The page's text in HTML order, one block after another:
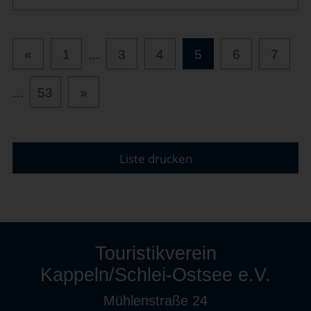
« 1 ... 3 4 5 6 7
... 53 »
Liste drucken
Touristikverein
Kappeln/Schlei-Ostsee e.V.
Mühlenstraße 24